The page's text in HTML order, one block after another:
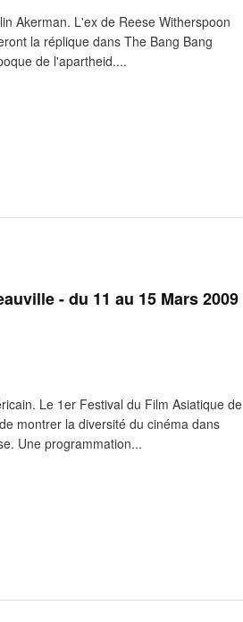
Akerman. L'ex de Reese Witherspoon
la réplique dans The Bang Bang
de l'apartheid....
- du 11 au 15 Mars 2009
Le 1er Festival du Film Asiatique de
montrer la diversité du cinéma dans
Une programmation...